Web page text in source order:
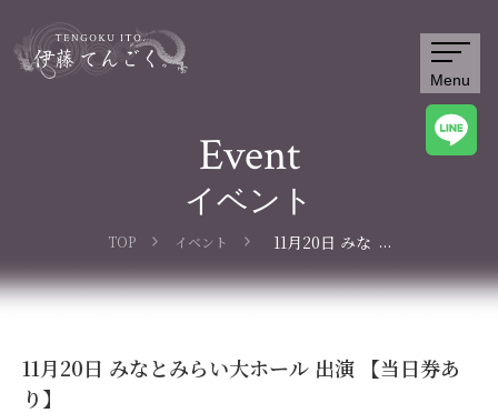
Menu
Event
イベント
TOP イベント
11月20日 みな
ル 出演 【当日
...
11月20日 みなとみらい大ホール 出演 【当日券あ
り】